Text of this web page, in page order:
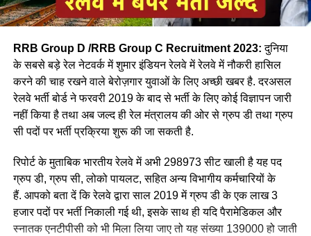
आपने अमूमन पुरुषों को ही रेल चलाते हुए देखा होगा लेकिन माथे पर लाल
बिंदी, भरी हुई मांग और हाथ में लाल चूड़ी पहने हुए महिला लोकों पायलेट
नीलम राथल रेल में सवार हजारों यात्रियों को सुरक्षित गंतव्य पहुंचाने की
रेलवे की सीनियर असिस्टेंट लोको पायलट नीलम बताती है कि जब वे
पेसीजर ट्रेन चलाती है तो कई लोग उन्हें देख कर हेरान रह जाते है कुछ
लड़कीया उन्हे देखकर काफी खुश भी होती है कि एक महिला ट्रेन चल रही
है।
RRB Group D /RRB Group C Recruitment 2023:दुनिया
के सबसे बड़े रेल नेटवर्क में शुमार इंडियन रेलवे में रेलवे में नौकरी हासिल
करने की चाह रखने वाले बेरोज़गार युवाओं के लिए अच्छी खबर है. दरअसल
रेलवे भर्ती बोर्ड ने फरवरी 2019 के बाद से भर्ती के लिए कोई विज्ञापन जारी
नहीं किया है तथा अब जल्द ही रेल मंत्रालय की ओर से ग्रुप डी तथा ग्रुप
सी पदों पर भर्ती प्रक्रिया शुरू की जा सकती है.
रिपोर्ट के मुताबिक भारतीय रेलवे में अभी 298973 सीट खाली है यह पद
ग्रुप डी, ग्रुप सी, लोको पायलट, सहित अन्य विभागीय कर्मचारियों के
हैं. आपको बता दें कि रेलवे द्वारा साल 2019 में ग्रुप डी के एक लाख 3
हजार पदों पर भर्ती निकाली गई थी, इसके साथ ही यदि पैरामेडिकल और
स्नातक एनटीपीसी को भी मिला लिया जाए तो यह संख्या 139000 हो जाती